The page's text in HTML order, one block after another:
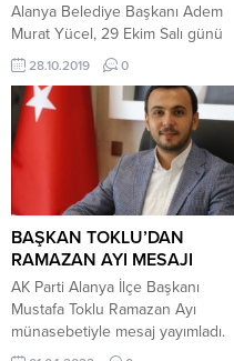
Alanya Belediye Başkanı Adem
Murat Yücel, 29 Ekim Salı günü
96. yaşı kutlanacak olan
Cumhuriyet Bayramı ile ilgili bir
mesaj yayınladı. Birlik ve
beraberliğin önemine vurgu
yapan Başkan Yücel, ayrıca bütün
vatandaşları akşam
gerçekleşecek Fener Alayı ve
kutlama konserlerine davet etti.
YÜCEL: “TÜRKİYE CUMHURİYETİ
İLELEBET PAYİDAR KALACAKTIR”
Alanya Belediye Başkanı...
28.10.2019 0
BAŞKAN TOKLU’DAN
RAMAZAN AYI MESAJI
AK Parti Alanya İlçe Başkanı
Mustafa Toklu Ramazan Ayı
münasebetiyle mesaj yayımladı.
Başkan Toklu mesajında; “İslam